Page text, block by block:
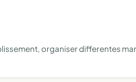
organiser differentes